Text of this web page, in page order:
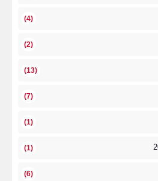
(4)
(2)
(13)
(7)
(1)
(1)
(6)